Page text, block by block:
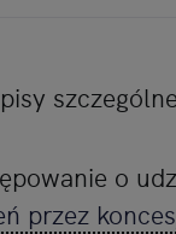
szczególne
o
przez